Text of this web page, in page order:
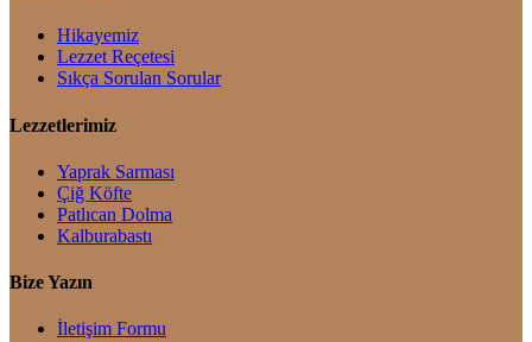
Hikayemiz
Lezzet Reçetesi
Sıkça Sorulan Sorular
Lezzetlerimiz
Yaprak Sarması
Çiğ Köfte
Patlıcan Dolma
Kalburabastı
Bize Yazın
İletişim Formu